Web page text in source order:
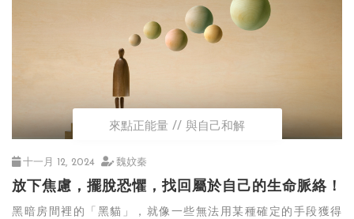
來點正能量 與自己和解
十一月 12, 2024 魏妏秦
放下焦慮，擺脫恐懼，找回屬於自己的生命脈絡！
黑暗房間裡的「黑貓」，就像一些無法用某種確定的手段獲得